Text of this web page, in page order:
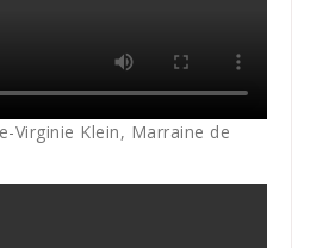
Virginie Klein, Marraine de